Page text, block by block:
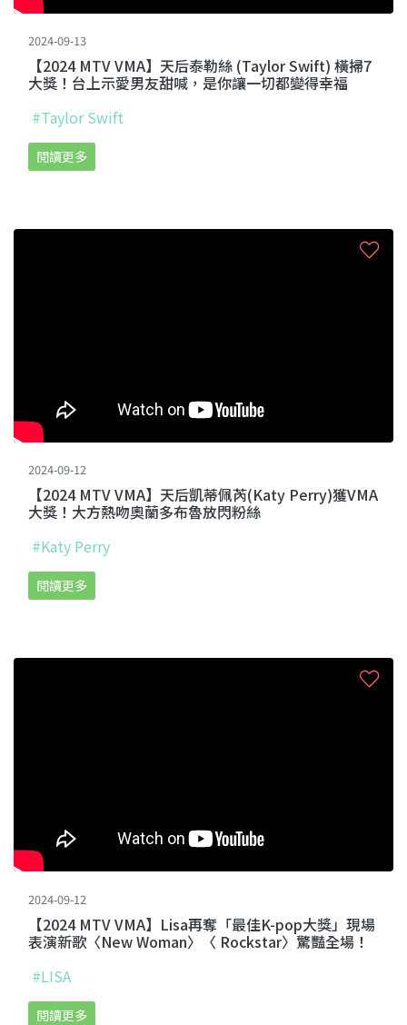
2024-09-13
【2024 MTV VMA】天后泰勒絲 (Taylor Swift) 橫掃7
大獎！台上示愛男友甜喊，是你讓一切都變得幸福
#Taylor Swift
閱讀更多
2024-09-12
【2024 MTV VMA】天后凱蒂佩芮(Katy Perry)獲VMA
大獎！大方熱吻奧蘭多布魯放閃粉絲
#Katy Perry
閱讀更多
2024-09-12
【2024 MTV VMA】Lisa再奪「最佳K-pop大獎」現場
表演新歌〈New Woman〉〈 Rockstar〉驚豔全場！
#LISA
閱讀更多